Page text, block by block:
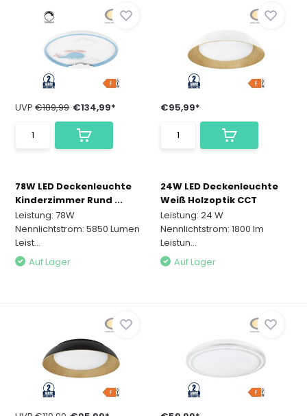
UVP€189,99 €134,99*
78W LED Deckenleuchte
Kinderzimmer Rund ...
Leistung: 78W
Nennlichtstrom: 5850 Lumen
Leist...
Auf Lager
€95,99*
24W LED Deckenleuchte
Weiß Holzoptik CCT
Leistung: 24 W
Nennlichtstrom: 1800 lm
Leistun...
Auf Lager